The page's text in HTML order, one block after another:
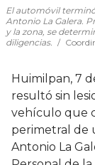
El automóvil
Antonio La Galera.
y la zona, se
diligencias.
Huimilpan, 7
resultó sin
vehículo que
perimetral de
Antonio La